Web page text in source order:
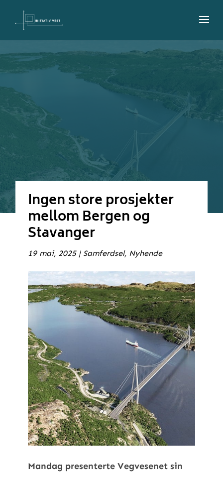
Ingen store prosjekter
mellom Bergen og
Stavanger
19 mai, 2025| Samferdsel, Nyhende
Mandag presenterte Vegvesenet sin